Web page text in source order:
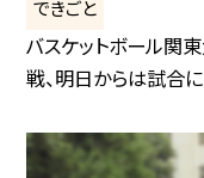
できごと
バスケットボール関
戦、明日からは試合